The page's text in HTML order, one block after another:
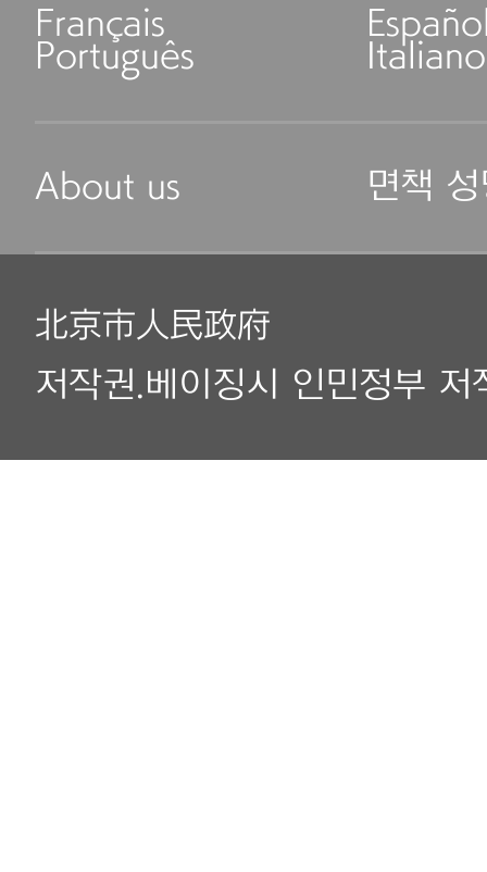
Français
Português Italiano
About us 면책
北京市人民政府
저작권.베이징시 인민정부